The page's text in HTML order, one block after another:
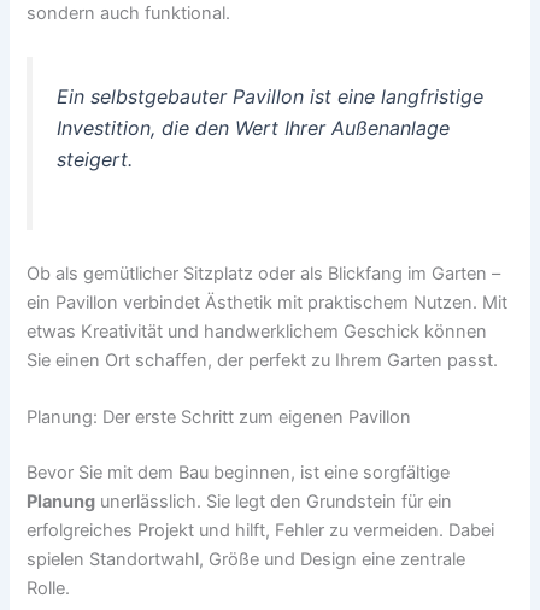
sondern auch funktional.
Ein selbstgebauter Pavillon ist eine langfristige
Investition, die den Wert Ihrer Außenanlage
steigert.
Ob als gemütlicher Sitzplatz oder als Blickfang im Garten –
ein Pavillon verbindet Ästhetik mit praktischem Nutzen. Mit
etwas Kreativität und handwerklichem Geschick können
Sie einen Ort schaffen, der perfekt zu Ihrem Garten passt.
Planung: Der erste Schritt zum eigenen Pavillon
Bevor Sie mit dem Bau beginnen, ist eine sorgfältige
Planung unerlässlich. Sie legt den Grundstein für ein
erfolgreiches Projekt und hilft, Fehler zu vermeiden. Dabei
spielen Standortwahl, Größe und Design eine zentrale
Rolle.